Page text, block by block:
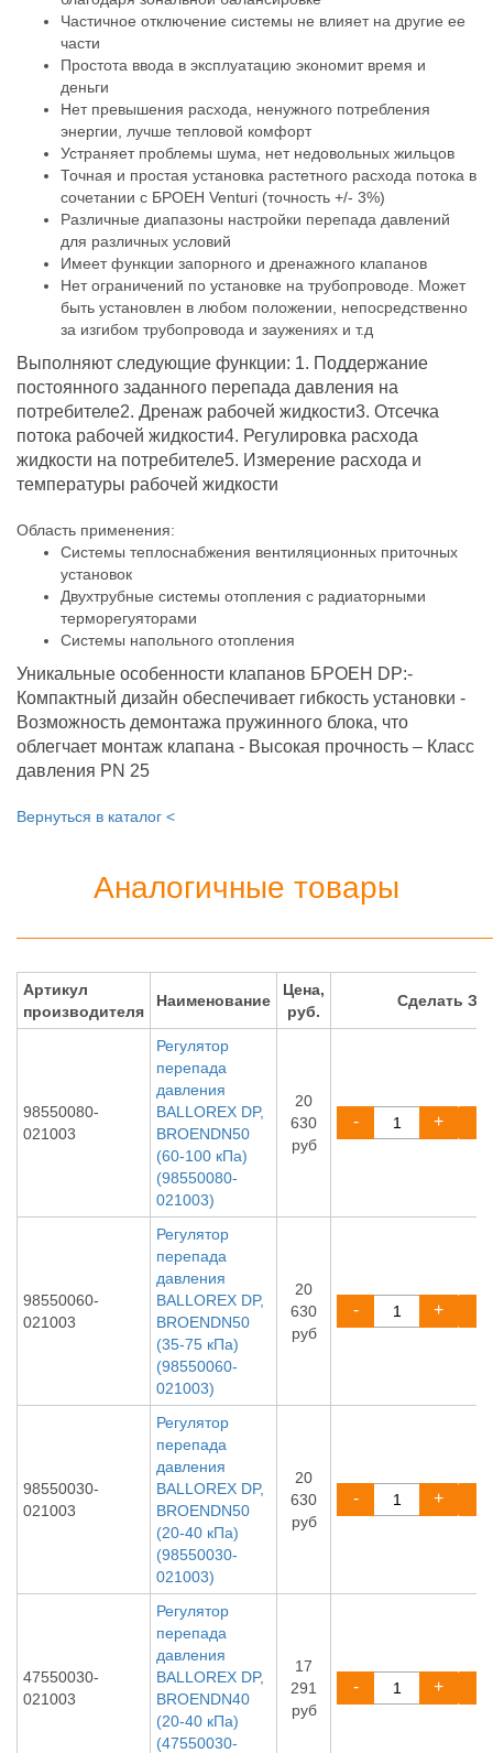
Частичное отключение системы не влияет на другие ее
части
Простота ввода в эксплуатацию экономит время и
деньги
Нет превышения расхода, ненужного потребления
энергии, лучше тепловой комфорт
Устраняет проблемы шума, нет недовольных жильцов
Точная и простая установка растетного расхода потока в
сочетании с БРОЕН Venturi (точность +/- 3%)
Различные диапазоны настройки перепада давлений
для различных условий
Имеет функции запорного и дренажного клапанов
Нет ограничений по установке на трубопроводе. Может
быть установлен в любом положении, непосредственно
за изгибом трубопровода и заужениях и т.д
Выполняют следующие функции: 1. Поддержание
постоянного заданного перепада давления на
потребителе2. Дренаж рабочей жидкости3. Отсечка
потока рабочей жидкости4. Регулировка расхода
жидкости на потребителе5. Измерение расхода и
температуры рабочей жидкости
Область применения:
Системы теплоснабжения вентиляционных приточных
установок
Двухтрубные системы отопления с радиаторными
терморегуяторами
Системы напольного отопления
Уникальные особенности клапанов БРОЕН DP:-
Компактный дизайн обеспечивает гибкость установки -
Возможность демонтажа пружинного блока, что
облегчает монтаж клапана - Высокая прочность – Класс
давления PN 25
Вернуться в каталог <
Аналогичные товары
Артикул
производителя
Наименование
Цена,
руб.
Сделать
98550080-
021003
Регулятор
перепада
давления
BALLOREX DP,
BROENDN50
(60-100 кПа)
(98550080-
021003)
20
630
руб
- +
98550060-
021003
Регулятор
перепада
давления
BALLOREX DP,
BROENDN50
(35-75 кПа)
(98550060-
021003)
20
630
руб
- +
98550030-
021003
Регулятор
перепада
давления
BALLOREX DP,
BROENDN50
(20-40 кПа)
(98550030-
021003)
20
630
руб
- +
47550030-
021003
Регулятор
перепада
давления
BALLOREX DP,
BROENDN40
(20-40 кПа)
(47550030-
17
291
руб
- +